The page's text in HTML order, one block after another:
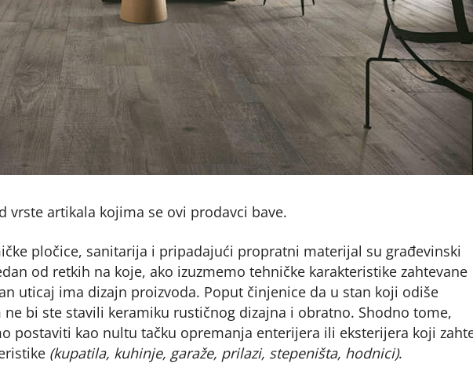
vrste artikala kojima se ovi prodavci bave.
pločice, sanitarija i pripadajući propratni materijal su građevinski
od retkih na koje, ako izuzmemo tehničke karakteristike zahtevane
uticaj ima dizajn proizvoda. Poput činjenice da u stan koji odiše
bi ste stavili keramiku rustičnog dizajna i obratno. Shodno tome,
postaviti kao nultu tačku opremanja enterijera ili eksterijera koji
(kupatila, kuhinje, garaže, prilazi, stepeništa, hodnici).